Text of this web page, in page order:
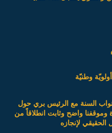
وطنيّة
السنة مع الرئيس بري حول
وموقفنا واضح وثابت انطلاقاً من
لإنجازه